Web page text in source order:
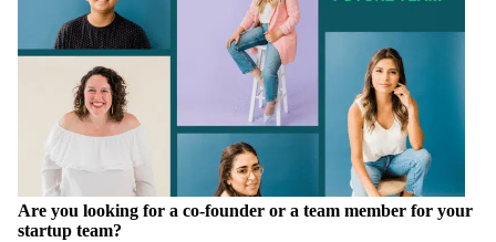
Are you looking for a co-founder or a team member for your
startup team?